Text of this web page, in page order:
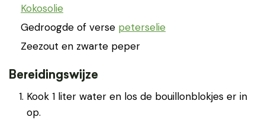
Kokosolie
Gedroogde of verse peterselie
Zeezout en zwarte peper
Bereidingswijze
Kook 1 liter water en los de bouillonblokjes er in
op.